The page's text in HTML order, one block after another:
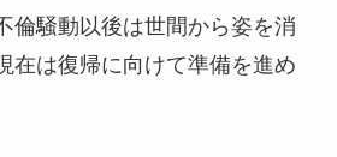
倫騒動以後は世間から姿を消
在は復帰に向けて準備を進め